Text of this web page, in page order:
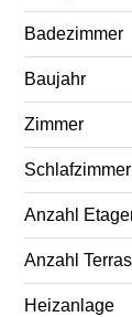
Badezimmer
Baujahr
Zimmer
Schlafzimmer
Anzahl
Anzahl
Heizanlage